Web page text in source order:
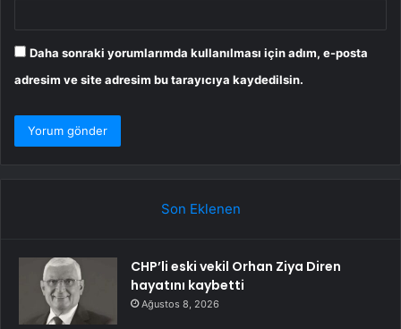
Daha sonraki yorumlarımda kullanılması için adım, e-posta
adresim ve site adresim bu tarayıcıya kaydedilsin.
Son Eklenen
CHP’li eski vekil Orhan Ziya Diren
hayatını kaybetti
Ağustos 8, 2026